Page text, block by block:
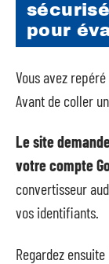
pour
Vous avez
Avant de coller
Le site
votre compte
convertisseur
vos identifiants.
Regardez